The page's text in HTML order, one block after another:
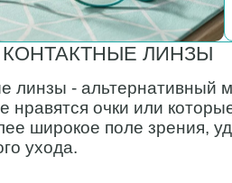
ЛИНЗЫ
линзы - альтернативный
нравятся очки или
широкое поле зрения,
ухода.